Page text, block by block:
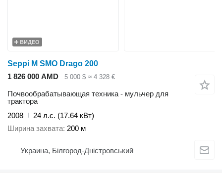
ВИДЕО
Seppi M SMO Drago 200
1 826 000 AMD
5 000 $ ≈ 4 328 €
Почвообрабатывающая техника - мульчер для
трактора
2008
24 л.с. (17.64 кВт)
Ширина захвата 200 м
Украина, Білгород-Дністровський